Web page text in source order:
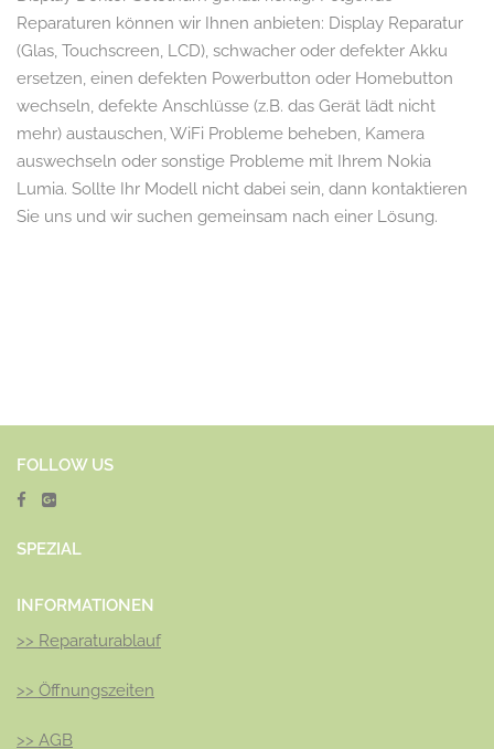
Reparaturen können wir Ihnen anbieten: Display Reparatur
(Glas, Touchscreen, LCD), schwacher oder defekter Akku
ersetzen, einen defekten Powerbutton oder Homebutton
wechseln, defekte Anschlüsse (z.B. das Gerät lädt nicht
mehr) austauschen, WiFi Probleme beheben, Kamera
auswechseln oder sonstige Probleme mit Ihrem Nokia
Lumia. Sollte Ihr Modell nicht dabei sein, dann kontaktieren
Sie uns und wir suchen gemeinsam nach einer Lösung.
FOLLOW US
SPEZIAL
INFORMATIONEN
>> Reparaturablauf
>> Öffnungszeiten
>> AGB